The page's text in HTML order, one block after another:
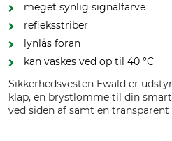
meget synlig signalfarve
refleksstriber
lynlås foran
kan vaskes ved op til 40 °C
Sikkerhedsvesten Ewald er
klap, en brystlomme til din
ved siden af samt en